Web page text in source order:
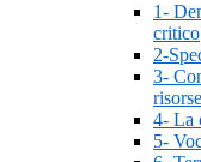
1-
critico
2-
3-
risorse
4- La
5-